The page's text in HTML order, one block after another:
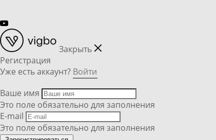
Закрыть
Регистрация
Уже есть аккаунт? Войти
Ваше имя
Это поле обязательно для заполнения
E-mail
Это поле обязательно для заполнения